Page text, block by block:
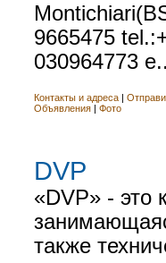
9665475
030964773
Контакты и адреса |
Объявления | Фото
DVP
«DVP» - это
также